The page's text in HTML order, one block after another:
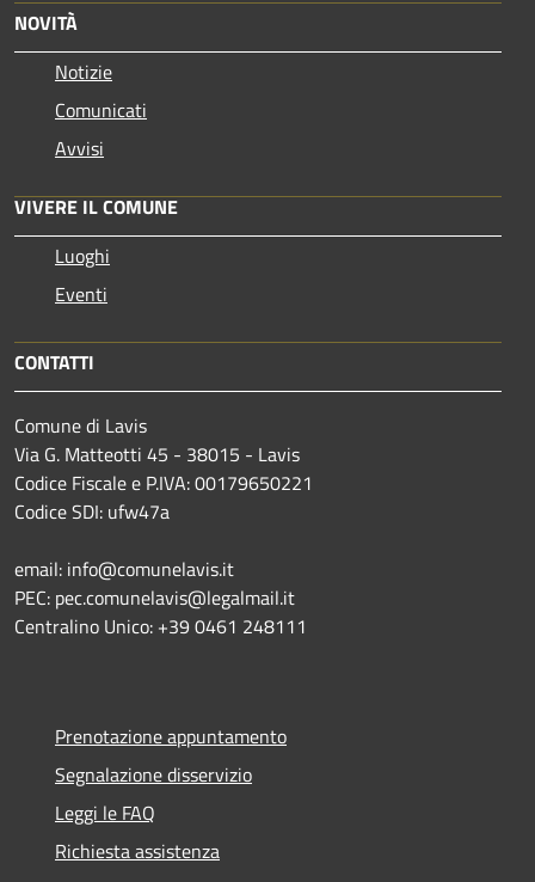
NOVITÀ
Notizie
Comunicati
Avvisi
VIVERE IL COMUNE
Luoghi
Eventi
CONTATTI
Comune di Lavis
Via G. Matteotti 45 - 38015 - Lavis
Codice Fiscale e P.IVA: 00179650221
Codice SDI: ufw47a
email: info@comunelavis.it
PEC: pec.comunelavis@legalmail.it
Centralino Unico: +39 0461 248111
Prenotazione appuntamento
Segnalazione disservizio
Leggi le FAQ
Richiesta assistenza